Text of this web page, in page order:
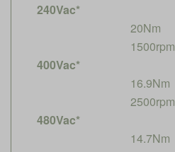
240Vac*
20Nm
1500rpm
400Vac*
16.9Nm
2500rpm
480Vac*
14.7Nm